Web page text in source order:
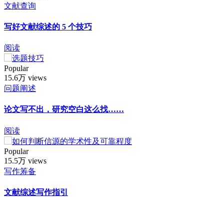
文献查询
写好文献综述的 5 个技巧
阅读
Popular
15.6万 views
问题阐述
论文写不出，研究空白这么找……
阅读
Popular
15.5万 views
写作筹备
文献综述写作指引